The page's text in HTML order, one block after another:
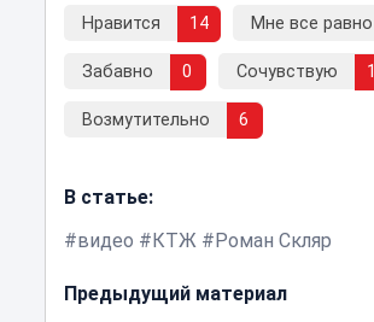
Нравится 14 Мне все равно
Забавно 0 Сочувствую 1
Возмутительно 6
В статье:
видео
КТЖ Роман Скляр
Предыдущий материал